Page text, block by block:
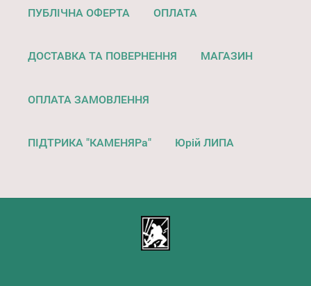
ПУБЛІЧНА ОФЕРТА ОПЛАТА
ДОСТАВКА ТА ПОВЕРНЕННЯ МАГАЗИН
ОПЛАТА ЗАМОВЛЕННЯ
ПІДТРИКА "КАМЕНЯРа" Юрій ЛИПА